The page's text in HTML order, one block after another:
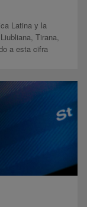
Latina y la
Tirana,
a esta cifra